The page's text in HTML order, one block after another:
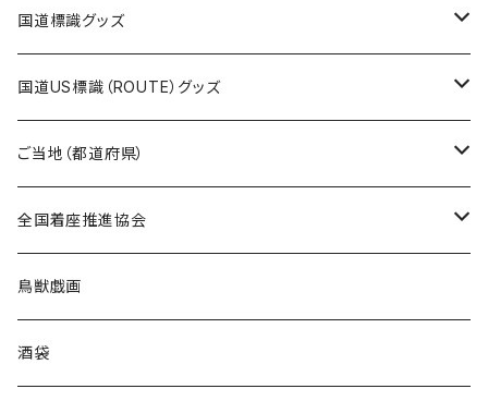
エコバッグ
モーテルキーホルダー
トートバッグ
エコバッグ
千葉ロッテマリーンズコラボ
モーテルキーホルダー
ホテルキーホルダー
トートバッグ
ホテルキーホルダー
ステッカー
ステッカー
ホテルキーホルダー
国道標識グッズ
ステッカー
国道0～99号線
国道100～199号線
Tシャツ
キャップ
国道US標識（ROUTE）グッズ
ステッカー
ROUTE 0～99号線
ROUTE100～199号線
Tシャツ
ROUTE 0～99号線
ROUTE 100～199号線
キャップ
ROUTE 0～99号線
ご当地（都道府県）
北海道
青森県
岩手県
全国着座推進協会
ステッカー
鳥獣戯画
酒袋